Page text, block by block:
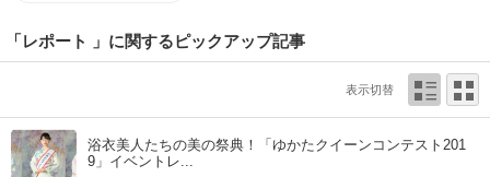
「レポート 」に関するピックアップ記事
表示切替
浴衣美人たちの美の祭典！「ゆかたクイーンコンテスト201
9」イベントレ...